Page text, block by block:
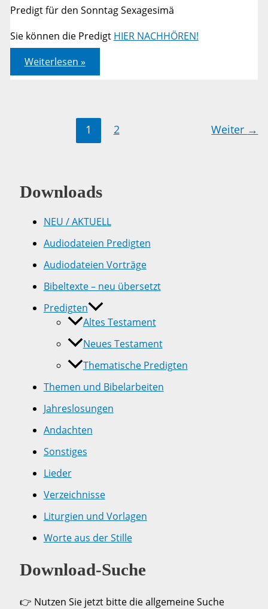
Predigt für den Sonntag Sexagesimä
Sie können die Predigt HIER NACHHÖREN!
Markus
04,26-
29
Weiterlesen »
1 2 Weiter →
Downloads
NEU / AKTUELL
Audiodateien Predigten
Audiodateien Vorträge
Bibeltexte – neu übersetzt
Predigten
Altes Testament
Neues Testament
Thematische Predigten
Themen und Bibelarbeiten
Jahreslosungen
Andachten
Sonstiges
Lieder
Verzeichnisse
Liturgien und Vorlagen
Worte aus der Stille
Download-Suche
👉 Nutzen Sie jetzt bitte die allgemeine Suche